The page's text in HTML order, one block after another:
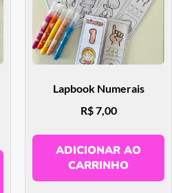
Lapbook Numerais
R$7,00
ADICIONAR AO
CARRINHO